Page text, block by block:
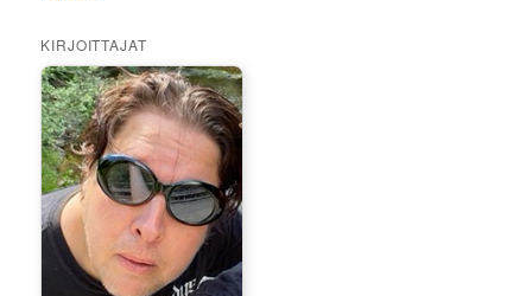
KIRJOITTAJAT